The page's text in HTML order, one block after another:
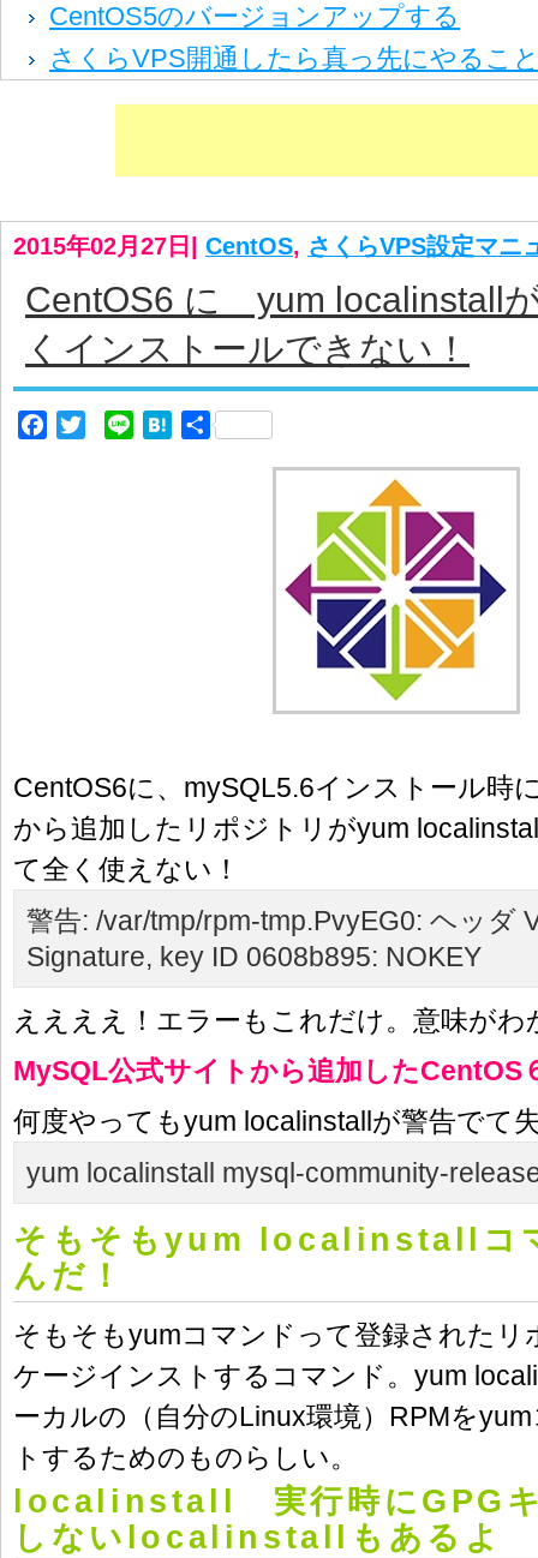
CentOS5のバージョンアップする
さくらVPS開通したら真っ先にやるこ
2015年02月27日 CentOS, さくらVPS設定マニ
CentOS6 に yum localinstall
くインストールできない！
Facebook
Twitter Line Hatena
共
CentOS6に、mySQL5.6インストール時
から追加したリポジトリがyum
て全く使えない！
警告: /var/tmp/rpm-tmp.PvyEG0: ヘッダ
Signature, key ID 0608b895: NOKEY
ええええ！エラーもこれだけ。意味がわ
MySQL公式サイトから追加したCentOS
何度やってもyum localinstallが警告でて
yum localinstall mysql-community-
そもそもyum localinstallコ
んだ！
そもそもyumコマンドって登録されたリ
ケージインストするコマンド。yum
ーカルの（自分のLinux環境）RPMを
トするためのものらしい。
localinstall 実行時にGPGキ
しないlocalinstallもあるよ